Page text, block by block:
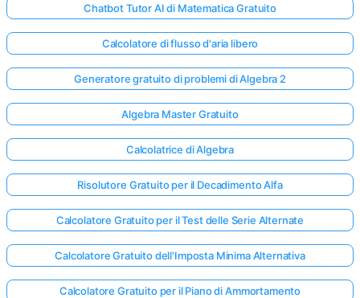
Chatbot Tutor AI di Matematica Gratuito
Calcolatore di flusso d'aria libero
Generatore gratuito di problemi di Algebra 2
Algebra Master Gratuito
Calcolatrice di Algebra
Risolutore Gratuito per il Decadimento Alfa
Calcolatore Gratuito per il Test delle Serie Alternate
Calcolatore Gratuito dell'Imposta Minima Alternativa
Calcolatore Gratuito per il Piano di Ammortamento